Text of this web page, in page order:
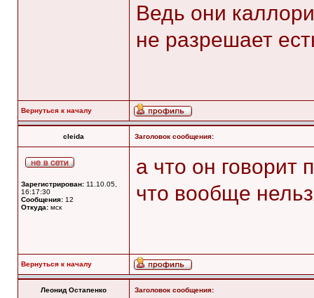
Ведь они
не разрешает
Вернуться к началу
cleida Заголовок сообщения:
Зарегистрирован: 11.10.05,
16:17:30
Сообщения: 12
Откуда: мск
а что он говорит
что вообще
Вернуться к началу
Леонид Остапенко Заголовок сообщения: